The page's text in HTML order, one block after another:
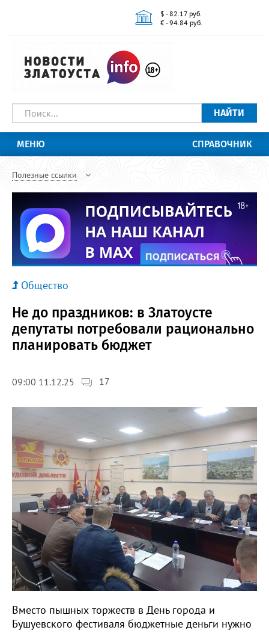
$ - 82.17 руб.
€ - 94.84 руб.
НАЙТИ
МЕНЮ СПРАВОЧНИК
Полезные ссылки
Общество
Не до праздников: в Златоусте
депутаты потребовали рационально
планировать бюджет
09:00 11.12.25 17
Вместо пышных торжеств в День города и
Бушуевского фестиваля бюджетные деньги нужно